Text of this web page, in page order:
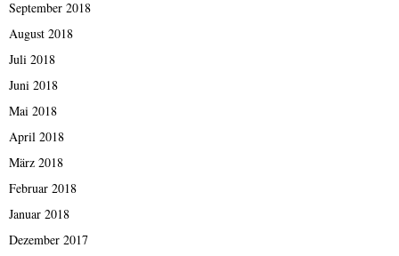
September 2018
August 2018
Juli 2018
Juni 2018
Mai 2018
April 2018
März 2018
Februar 2018
Januar 2018
Dezember 2017